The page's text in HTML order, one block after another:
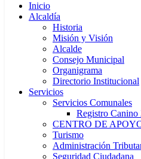
Inicio
Alcaldía
Historia
Misión y Visión
Alcalde
Consejo Municipal
Organigrama
Directorio Institucional
Servicios
Servicios Comunales
Registro Canino
CENTRO DE
Turismo
Administración
Seguridad Ciudadana